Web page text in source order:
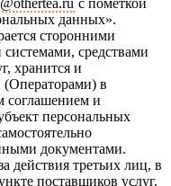
данных».
сторонними
средствами
хранится и
(Операторами) в
соглашением и
персональных
документами.
действия третьих лиц, в
поставщиков услуг.